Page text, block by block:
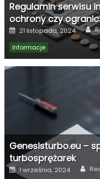
Regulamin serwisu
ochrony czy
Posted
on
21 listopada, 2024
Informacje
Genesisturbo.eu –
turbosprężarek
Posted
on
1 września, 2024